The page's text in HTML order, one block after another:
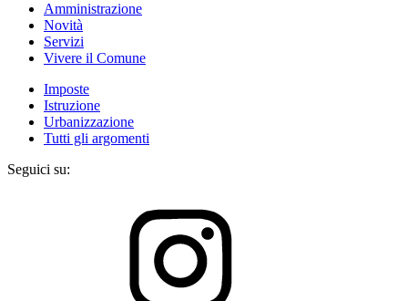
Amministrazione
Novità
Servizi
Vivere il Comune
Imposte
Istruzione
Urbanizzazione
Tutti gli argomenti
Seguici su: